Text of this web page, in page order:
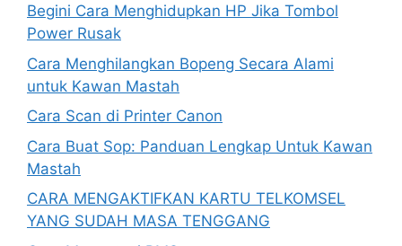
Begini Cara Menghidupkan HP Jika Tombol
Power Rusak
Cara Menghilangkan Bopeng Secara Alami
untuk Kawan Mastah
Cara Scan di Printer Canon
Cara Buat Sop: Panduan Lengkap Untuk Kawan
Mastah
CARA MENGAKTIFKAN KARTU TELKOMSEL
YANG SUDAH MASA TENGGANG